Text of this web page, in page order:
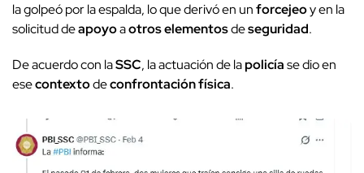
la golpeó por la espalda, lo que derivó en unforcejeoy en la
solicitud deapoyoaotros elementosdeseguridad.
De acuerdo con laSSC, la actuación de lapolicíase dio en
esecontextodeconfrontación física.